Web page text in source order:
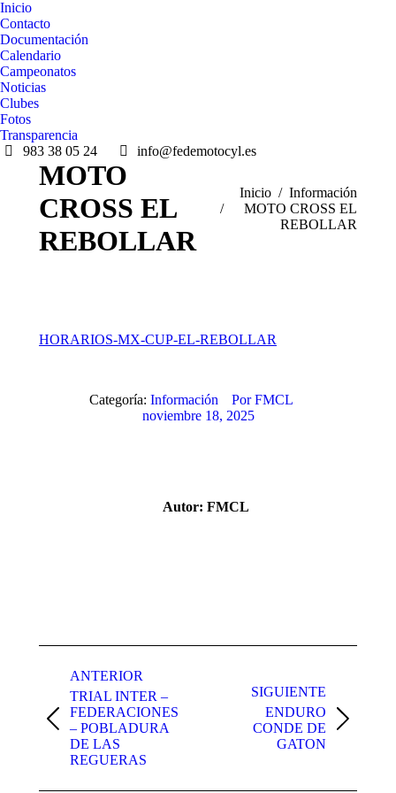
Inicio
Contacto
Documentación
Calendario
Campeonatos
Noticias
Clubes
Fotos
Transparencia
983 38 05 24
info@fedemotocyl.es
MOTO
CROSS EL
REBOLLAR
Estás aquí:
Inicio
Información
MOTO CROSS EL
REBOLLAR
HORARIOS-MX-CUP-EL-REBOLLAR
Categoría: Información PorFMCL
noviembre 18, 2025
Autor: FMCL
entre
publicaciones
ANTERIOR
Publicación
anterior:
TRIAL INTER –
FEDERACIONES
– POBLADURA
DE LAS
REGUERAS
SIGUIENTE
Publicación
siguiente:
ENDURO
CONDE DE
GATON